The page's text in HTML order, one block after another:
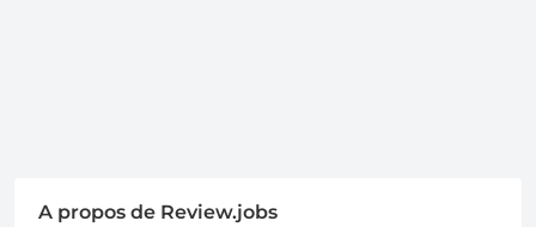
A propos de Review.jobs